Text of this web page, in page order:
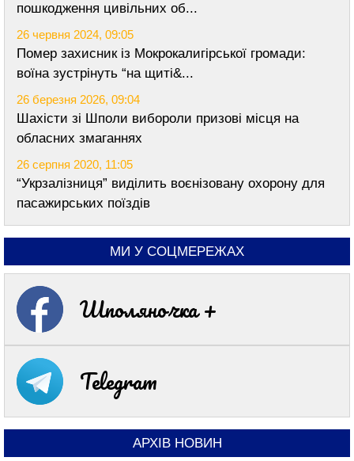
пошкодження цивільних об...
26 червня 2024, 09:05
Помер захисник із Мокрокалигірської громади:
воїна зустрінуть “на щиті&...
26 березня 2026, 09:04
Шахісти зі Шполи вибороли призові місця на
обласних змаганнях
26 серпня 2020, 11:05
“Укрзалізниця” виділить воєнізовану охорону для
пасажирських поїздів
МИ У СОЦМЕРЕЖАХ
Шполяночка +
Telegram
АРХІВ НОВИН